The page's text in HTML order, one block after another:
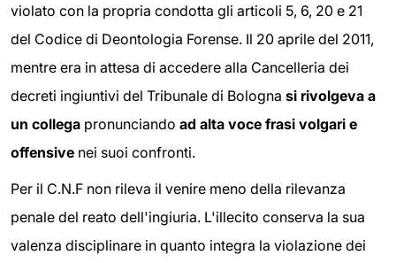
violato con la propria condotta gli articoli 5, 6, 20 e 21
del Codice di Deontologia Forense. Il 20 aprile del 2011,
mentre era in attesa di accedere alla Cancelleria dei
decreti ingiuntivi del Tribunale di Bologna si rivolgeva a
un collega pronunciando ad alta voce frasi volgari e
offensive nei suoi confronti.
Per il C.N.F non rileva il venire meno della rilevanza
penale del reato dell'ingiuria. L'illecito conserva la sua
valenza disciplinare in quanto integra la violazione dei